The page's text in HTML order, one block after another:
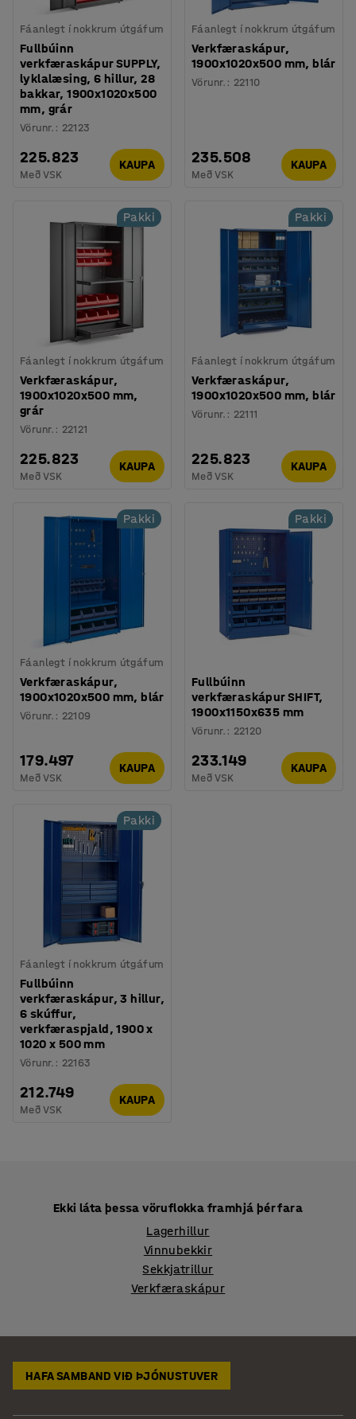
Fáanlegt í nokkrum útgáfum
Fullbúinn
verkfæraskápur SUPPLY,
lyklalæsing, 6 hillur, 28
bakkar, 1900x1020x500
mm, grár
Vörunr. : 22123
225.823
Með VSK
KAUPA
Fáanlegt í nokkrum útgáfum
Verkfæraskápur,
1900x1020x500 mm, blár
Vörunr. : 22110
235.508
Með VSK
KAUPA
Pakki
Fáanlegt í nokkrum útgáfum
Verkfæraskápur,
1900x1020x500 mm,
grár
Vörunr. : 22121
225.823
Með VSK
KAUPA
Pakki
Fáanlegt í nokkrum útgáfum
Verkfæraskápur,
1900x1020x500 mm, blár
Vörunr. : 22111
225.823
Með VSK
KAUPA
Pakki
Fáanlegt í nokkrum útgáfum
Verkfæraskápur,
1900x1020x500 mm, blár
Vörunr. : 22109
179.497
Með VSK
KAUPA
Pakki
Fullbúinn
verkfæraskápur SHIFT,
1900x1150x635 mm
Vörunr. : 22120
233.149
Með VSK
KAUPA
Pakki
Fáanlegt í nokkrum útgáfum
Fullbúinn
verkfæraskápur, 3 hillur,
6 skúffur,
verkfæraspjald, 1900 x
1020 x 500 mm
Vörunr. : 22163
212.749
Með VSK
KAUPA
Ekki láta þessa vöruflokka framhjá þér fara
Lagerhillur
Vinnubekkir
Sekkjatrillur
Verkfæraskápur
HAFA SAMBAND VIÐ ÞJÓNUSTUVER